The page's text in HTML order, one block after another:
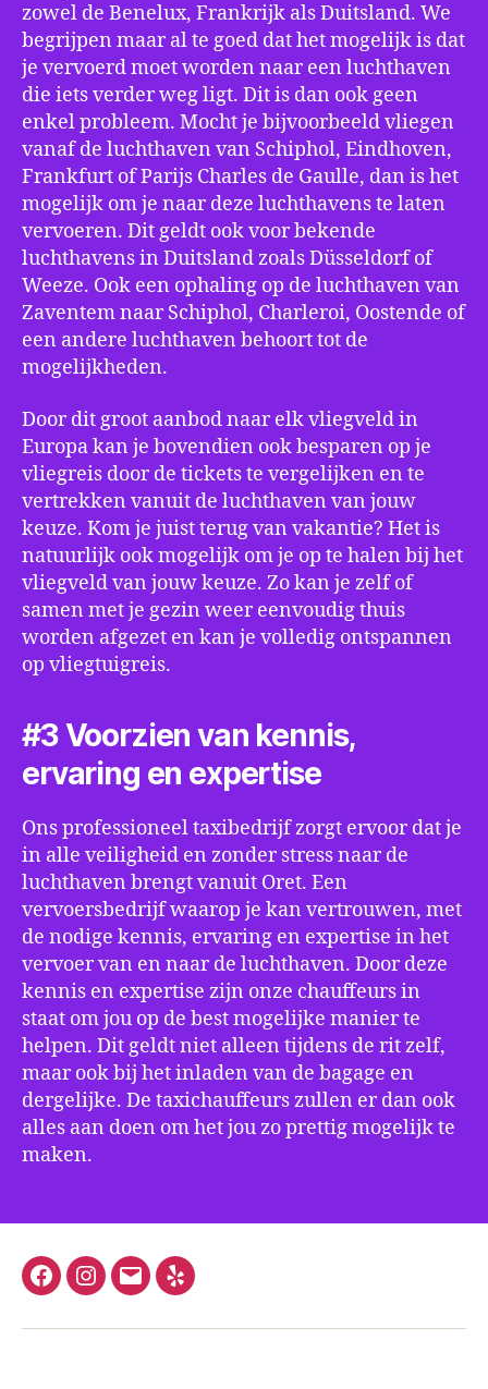
zowel de Benelux, Frankrijk als Duitsland. We
begrijpen maar al te goed dat het mogelijk is dat
je vervoerd moet worden naar een luchthaven
die iets verder weg ligt. Dit is dan ook geen
enkel probleem. Mocht je bijvoorbeeld vliegen
vanaf de luchthaven van Schiphol, Eindhoven,
Frankfurt of Parijs Charles de Gaulle, dan is het
mogelijk om je naar deze luchthavens te laten
vervoeren. Dit geldt ook voor bekende
luchthavens in Duitsland zoals Düsseldorf of
Weeze. Ook een ophaling op de luchthaven van
Zaventem naar Schiphol, Charleroi, Oostende of
een andere luchthaven behoort tot de
mogelijkheden.
Door dit groot aanbod naar elk vliegveld in
Europa kan je bovendien ook besparen op je
vliegreis door de tickets te vergelijken en te
vertrekken vanuit de luchthaven van jouw
keuze. Kom je juist terug van vakantie? Het is
natuurlijk ook mogelijk om je op te halen bij het
vliegveld van jouw keuze. Zo kan je zelf of
samen met je gezin weer eenvoudig thuis
worden afgezet en kan je volledig ontspannen
op vliegtuigreis.
#3 Voorzien van kennis,
ervaring en expertise
Ons professioneel taxibedrijf zorgt ervoor dat je
in alle veiligheid en zonder stress naar de
luchthaven brengt vanuit Oret. Een
vervoersbedrijf waarop je kan vertrouwen, met
de nodige kennis, ervaring en expertise in het
vervoer van en naar de luchthaven. Door deze
kennis en expertise zijn onze chauffeurs in
staat om jou op de best mogelijke manier te
helpen. Dit geldt niet alleen tijdens de rit zelf,
maar ook bij het inladen van de bagage en
dergelijke. De taxichauffeurs zullen er dan ook
alles aan doen om het jou zo prettig mogelijk te
maken.
FacebookInstagram
E-
Yelp